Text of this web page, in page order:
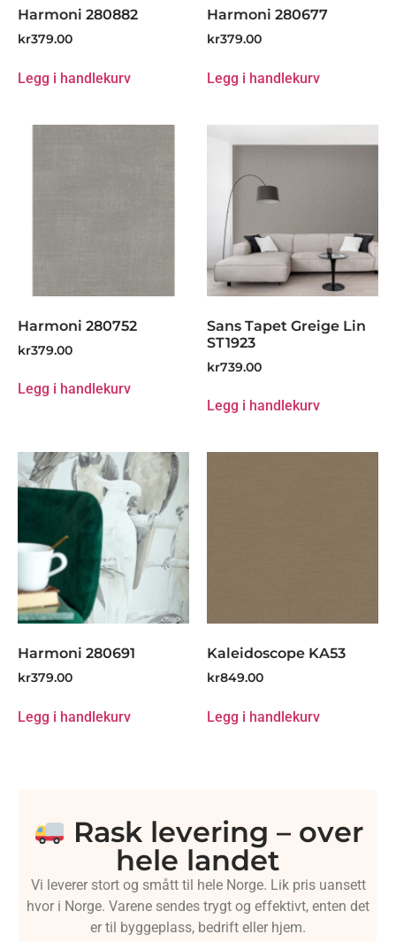
Harmoni 280882
kr379.00
Legg i handlekurv
Harmoni 280677
kr379.00
Legg i handlekurv
Harmoni 280752
kr379.00
Legg i handlekurv
Sans Tapet Greige Lin
ST1923
kr739.00
Legg i handlekurv
Harmoni 280691
kr379.00
Legg i handlekurv
Kaleidoscope KA53
kr849.00
Legg i handlekurv
Rask levering – over
hele landet
Vi leverer stort og smått til hele Norge. Lik pris uansett
hvor i Norge. Varene sendes trygt og effektivt, enten det
er til byggeplass, bedrift eller hjem.